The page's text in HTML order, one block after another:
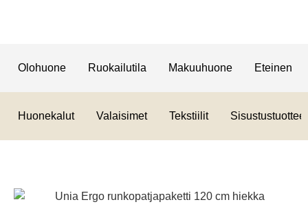
Olohuone Ruokailutila Makuuhuone Eteinen
Huonekalut Valaisimet Tekstiilit Sisustustuotteet